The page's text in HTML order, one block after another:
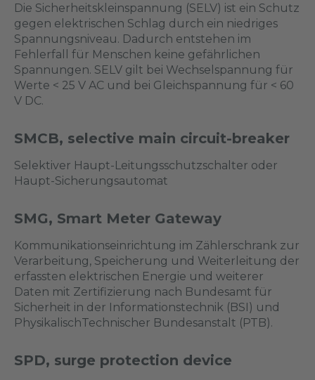
Die Sicherheitskleinspannung (SELV) ist ein Schutz
gegen elektrischen Schlag durch ein niedriges
Spannungsniveau. Dadurch entstehen im
Fehlerfall für Menschen keine gefährlichen
Spannungen. SELV gilt bei Wechselspannung für
Werte < 25 V AC und bei Gleichspannung für < 60
V DC.
SMCB, selective main circuit-breaker
Selektiver Haupt-Leitungsschutzschalter oder
Haupt-Sicherungsautomat
SMG, Smart Meter Gateway
Kommunikationseinrichtung im Zählerschrank zur
Verarbeitung, Speicherung und Weiterleitung der
erfassten elektrischen Energie und weiterer
Daten mit Zertifizierung nach Bundesamt für
Sicherheit in der Informationstechnik (BSI) und
PhysikalischTechnischer Bundesanstalt (PTB).
SPD, surge protection device